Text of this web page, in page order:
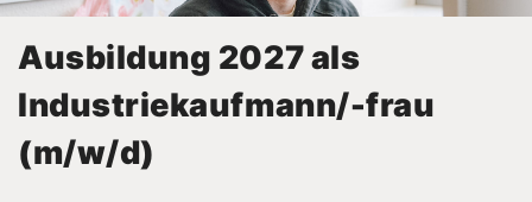
Ausbildung 2027 als
Industriekaufmann/-frau
(m/w/d)